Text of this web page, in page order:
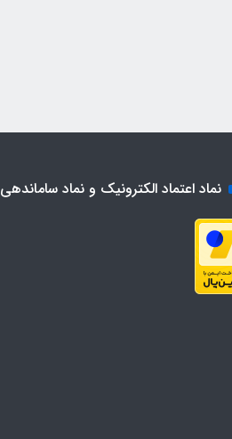
نماد اعتماد الکترونیک و نماد ساماندهی